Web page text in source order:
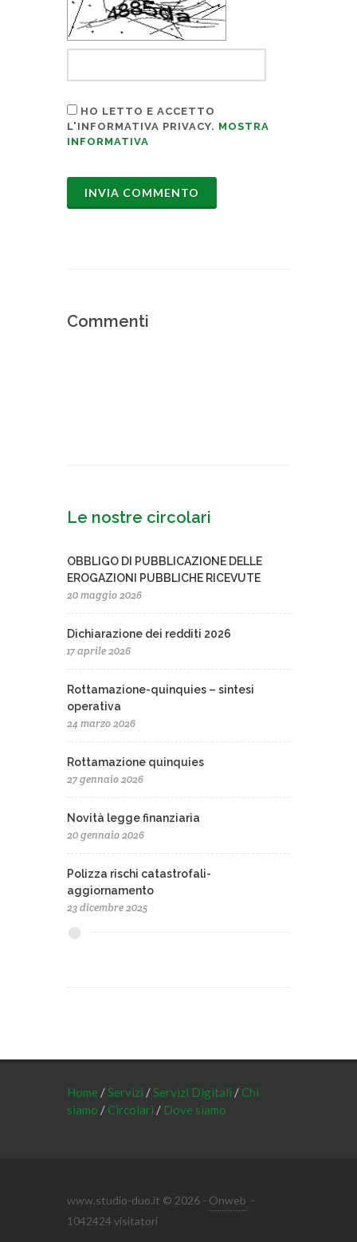
HO LETTO E ACCETTO
L'INFORMATIVA PRIVACY. MOSTRA
INFORMATIVA
Commenti
Le nostre circolari
OBBLIGO DI PUBBLICAZIONE DELLE
EROGAZIONI PUBBLICHE RICEVUTE
20 maggio 2026
Dichiarazione dei redditi 2026
17 aprile 2026
Rottamazione-quinquies – sintesi
operativa
24 marzo 2026
Rottamazione quinquies
27 gennaio 2026
Novità legge finanziaria
20 gennaio 2026
Polizza rischi catastrofali-
aggiornamento
23 dicembre 2025
Home /Servizi /Servizi Digitali / Chi
siamo / Circolari / Dove siamo
www.studio-duo.it © 2026 - Onweb -
1042424 visitatori